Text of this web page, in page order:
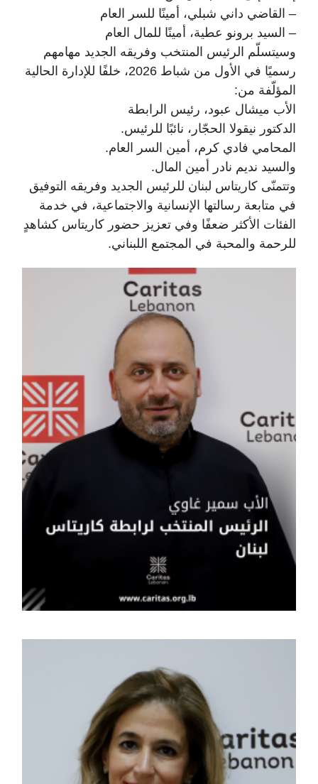
– القاضي داني شبلي، أمينًا للسر العام
– السيد برونو عطية، أمينًا للمال العام
وسيتسلّم الرئيس المنتخب وفريقه الجديد مهامهم
رسميًا في الأول من شباط 2026، خلفًا للإدارة الحالية
المؤلّفة من:
الأب ميشال عبود، رئيس الرابطة
الدكتور نيقولا الحجّار، نائبًا للرئيس.
المحامي فادي كرم، أمين السر العام.
والسيد نديم نادر أمين المال.
وتتمنّى كاريتاس لبنان للرئيس الجديد وفريقه التوفيق
في متابعة رسالتها الإنسانية والاجتماعية، في خدمة
الفئات الأكثر ضعفًا وفي تعزيز حضور كاريتاس كشاهدٍ
للرحمة والمحبة في المجتمع اللبناني.